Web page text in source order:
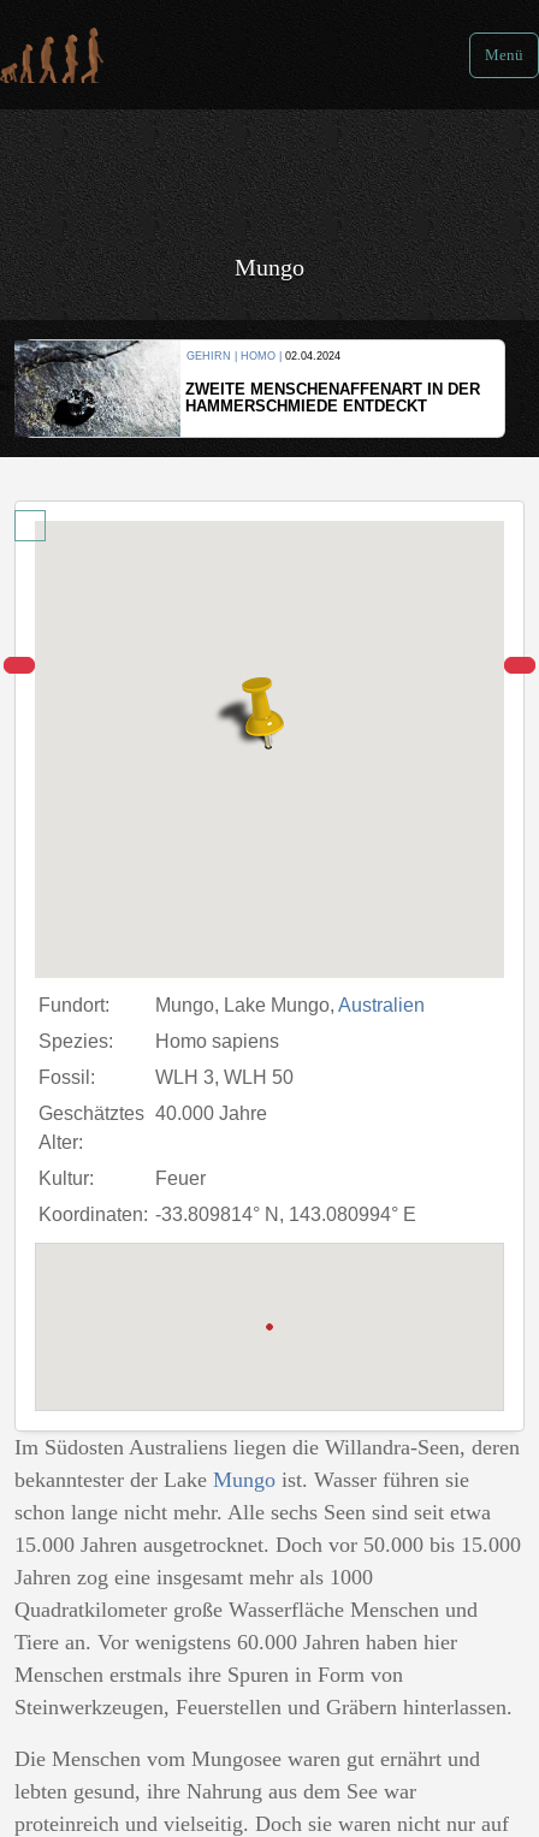
Menü
Mungo
GEHIRN | HOMO | 02.04.2024
ZWEITE MENSCHENAFFENART IN DER
HAMMERSCHMIEDE ENTDECKT
Fundort: Mungo, Lake Mungo, Australien
Spezies:
Homo sapiens
Fossil:
WLH 3, WLH 50
Geschätztes
Alter:
40.000 Jahre
Kultur:
Feuer
Koordinaten: -33.809814° N, 143.080994° E
Im Südosten Australiens liegen die Willandra-Seen, deren
bekanntester der Lake Mungo ist. Wasser führen sie
schon lange nicht mehr. Alle sechs Seen sind seit etwa
15.000 Jahren ausgetrocknet. Doch vor 50.000 bis 15.000
Jahren zog eine insgesamt mehr als 1000
Quadratkilometer große Wasserfläche Menschen und
Tiere an. Vor wenigstens 60.000 Jahren haben hier
Menschen erstmals ihre Spuren in Form von
Steinwerkzeugen, Feuerstellen und Gräbern hinterlassen.
Die Menschen vom Mungosee waren gut ernährt und
lebten gesund, ihre Nahrung aus dem See war
proteinreich und vielseitig. Doch sie waren nicht nur auf